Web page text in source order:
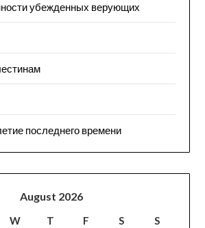
убежденных верующих
последнего времени
August 2026
W T F S
S